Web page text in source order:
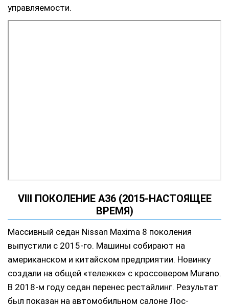
управляемости.
VIII ПОКОЛЕНИЕ A36 (2015-НАСТОЯЩЕЕ
ВРЕМЯ)
Массивный седан Nissan Maxima 8 поколения
выпустили с 2015-го. Машины собирают на
американском и китайском предприятии. Новинку
создали на общей «тележке» с кроссовером Murano.
В 2018-м году седан перенес рестайлинг. Результат
был показан на автомобильном салоне Лос-